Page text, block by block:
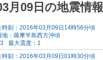
月09日の地震情報
時刻：2016年03月09日14時56分頃
地：薩摩半島西方沖頃
最大震度：1
時刻：2016年03月09日01時30分頃